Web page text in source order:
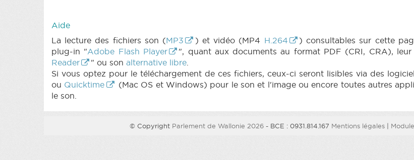
Aide
La lecture des fichiers son (MP3 ) et vidéo (MP4 H.264
) consultables sur cette
plug-in "Adobe Flash Player ", quant aux documents au format PDF (CRI, CRA),
Reader
" ou sonalternative libre
Si vous optez pour le téléchargement de ces fichiers, ceux-ci seront lisibles via des
ou Quicktime (Mac OS et Windows) pour le son et l'image ou encore toutes autres
le son.
© Copyright Parlement de Wallonie 2026 - BCE : 0931.814.167 Mentions légales |